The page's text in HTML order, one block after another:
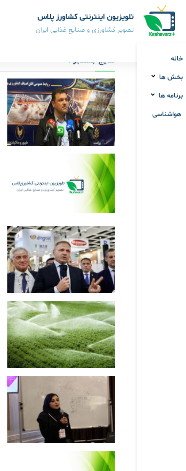
تلویزیون اینترنتی کشاورز پلاس
تصویر کشاورزی و صنایع غذایی ایران
خانه
بخش ها
برنامه ها
هواشناسی
نتایج جستجو :